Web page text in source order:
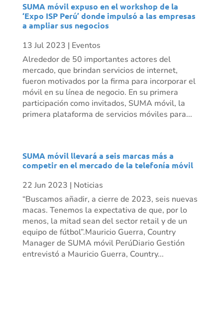
SUMA móvil expuso en el workshop de la
‘Expo ISP Perú’ donde impulsó a las empresas
a ampliar sus negocios
13 Jul 2023 | Eventos
Alrededor de 50 importantes actores del
mercado, que brindan servicios de internet,
fueron motivados por la firma para incorporar el
móvil en su línea de negocio. En su primera
participación como invitados, SUMA móvil, la
primera plataforma de servicios móviles para...
SUMA móvil llevará a seis marcas más a
competir en el mercado de la telefonía móvil
22 Jun 2023 | Noticias
“Buscamos añadir, a cierre de 2023, seis nuevas
macas. Tenemos la expectativa de que, por lo
menos, la mitad sean del sector retail y de un
equipo de fútbol”.Mauricio Guerra, Country
Manager de SUMA móvil PerúDiario Gestión
entrevistó a Mauricio Guerra, Country...